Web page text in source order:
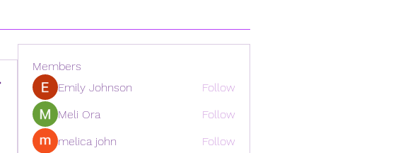
Members
Emily Johnson
Follow
Meli Ora
Follow
melica john
Follow